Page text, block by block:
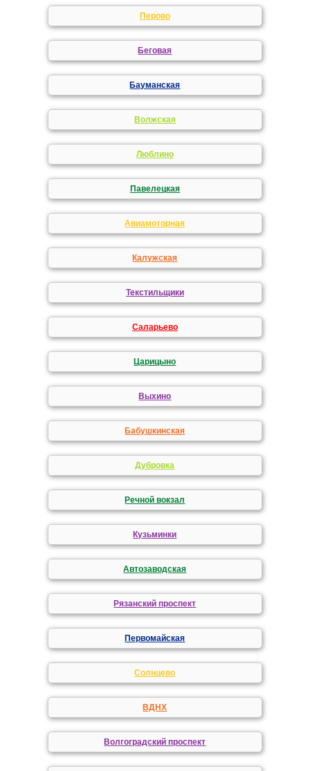
Перово
Беговая
Бауманская
Волжская
Люблино
Павелецкая
Авиамоторная
Калужская
Текстильщики
Саларьево
Царицыно
Выхино
Бабушкинская
Дубровка
Речной вокзал
Кузьминки
Автозаводская
Рязанский проспект
Первомайская
Солнцево
ВДНХ
Волгоградский проспект